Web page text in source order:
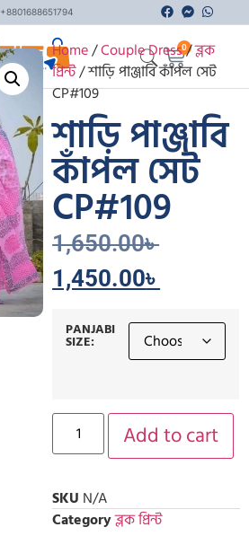
+8801688651794
0
Home/Couple Dress/ব্লক
প্রিন্ট/ শাড়ি পাঞ্জাবি কাঁপল সেট
CP#109
শাড়ি পাঞ্জাবি
কাঁপল সেট
CP#109
1,650.00৳
1,450.00৳
PANJABI
SIZE:
Add to cart
SKU N/A
Categoryব্লক প্রিন্ট